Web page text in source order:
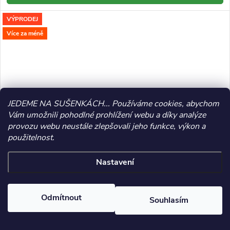
JEDEME NA SUŠENKÁCH... Používáme cookies, abychom
Vám umožnili pohodlné prohlížení webu a díky analýze
provozu webu neustále zlepšovali jeho funkce, výkon a
použitelnost.
Nastavení
Odmítnout Souhlasím
VÝPRODEJ
Více za méně
305 Kč
Náhrdelník Coconut Natural Classic / RŮŽOVÝ